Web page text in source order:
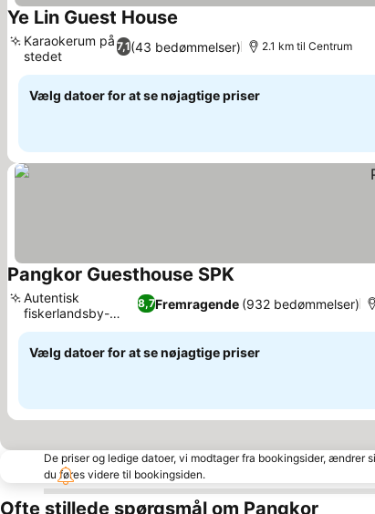
Ye Lin Guest House
7,1(43 bedømmelser)
Karaokerum på
stedet
2.1 km til Centrum
Vælg datoer for at se nøjagtige priser
Pangkor Guesthouse SPK
8,7Fremragende (932 bedømmelser)
Autentisk
fiskerlandsby-
oplevelse
Vælg datoer for at se nøjagtige priser
De priser og ledige datoer, vi modtager fra bookingsider,
du føres videre til bookingsiden.
Ofte stillede spørgsmål om Pangkor